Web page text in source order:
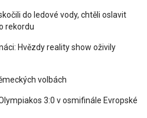
do ledové vody, chtěli oslavit
rekordu
Hvězdy reality show oživily
volbách
3:0 v osmifinále Evropské